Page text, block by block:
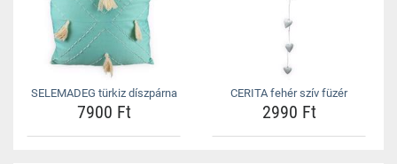
SELEMADEG türkiz díszpárna
7900 Ft
CERITA fehér szív füzér
2990 Ft